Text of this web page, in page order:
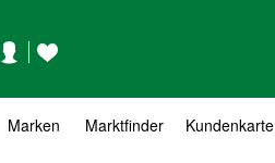
KontoWunschzettel
Marken Marktfinder Kundenkarte